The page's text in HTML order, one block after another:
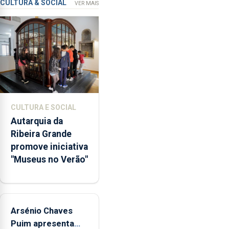
que
garante
a
abertura
dos
museus
e
núcleos
integrados
na
Rede
Municipal
de
aos
durante
o
CULTURA & SOCIAL VER MAIS
CULTURA E SOCIAL
Autarquia da
Ribeira Grande
promove iniciativa
"Museus no Verão"
Arsénio Chaves
Puim apresenta